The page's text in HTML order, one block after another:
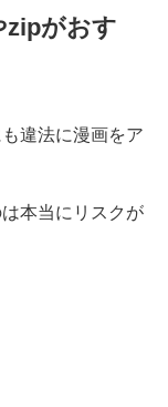
zipがおす
違法に漫画をア
本当にリスクが